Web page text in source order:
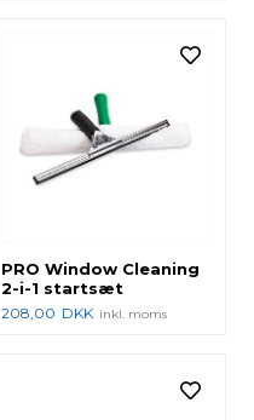
PRO Window Cleaning
2-i-1 startsæt
208,00 DKK inkl. moms